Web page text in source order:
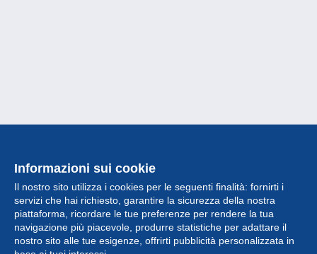
Informazioni sui cookie
Il nostro sito utilizza i cookies per le seguenti finalità: fornirti i
servizi che hai richiesto, garantire la sicurezza della nostra
piattaforma, ricordare le tue preferenze per rendere la tua
navigazione più piacevole, produrre statistiche per adattare il
nostro sito alle tue esigenze, offrirti pubblicità personalizzata in
Collezione